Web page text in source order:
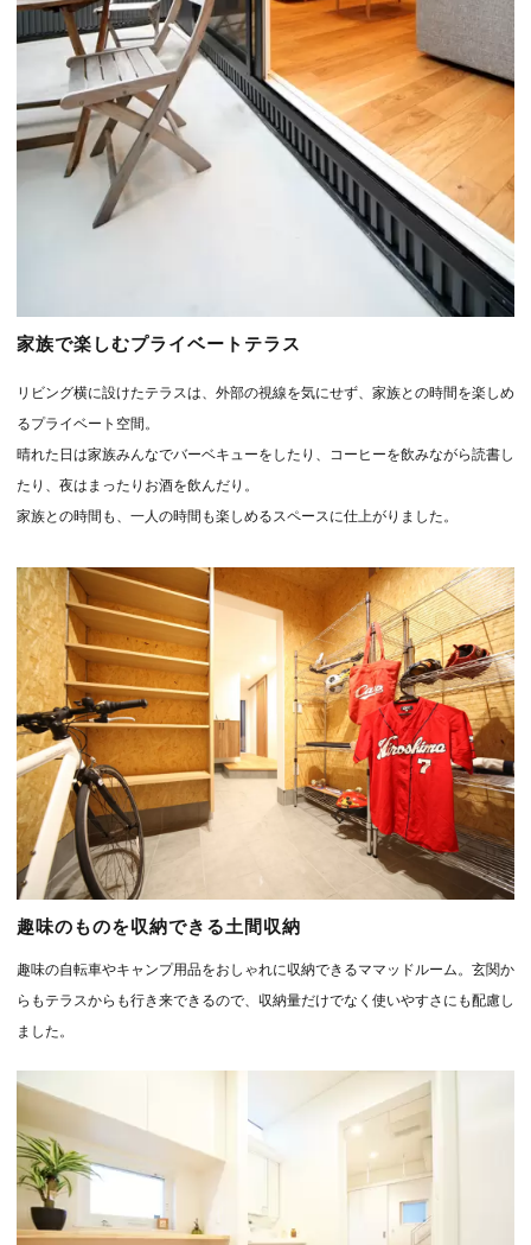
家族で楽しむプライベートテラス
リビング横に設けたテラスは、外部の視線を気にせず、家族との時間を楽しめ
るプライベート空間。
晴れた日は家族みんなでバーベキューをしたり、コーヒーを飲みながら読書し
たり、夜はまったりお酒を飲んだり。
家族との時間も、一人の時間も楽しめるスペースに仕上がりました。
趣味のものを収納できる土間収納
趣味の自転車やキャンプ用品をおしゃれに収納できるママッドルーム。玄関か
らもテラスからも行き来できるので、収納量だけでなく使いやすさにも配慮し
ました。